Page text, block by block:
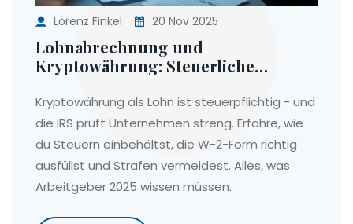
Lorenz Finkel 20 Nov 2025
Lohnabrechnung und
Kryptowährung: Steuerliche
digitalen Vermögenswerten
Kryptowährung als Lohn ist steuerpflichtig - und
die IRS prüft Unternehmen streng. Erfahre, wie
du Steuern einbehältst, die W-2-Form richtig
ausfüllst und Strafen vermeidest. Alles, was
Arbeitgeber 2025 wissen müssen.